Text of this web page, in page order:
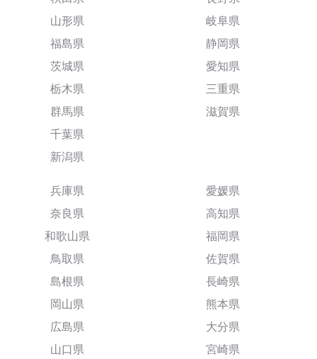
山形県
福島県
茨城県
栃木県
群馬県
千葉県
新潟県
岐阜県
静岡県
愛知県
三重県
滋賀県
兵庫県
奈良県
和歌山県
鳥取県
島根県
岡山県
広島県
山口県
愛媛県
高知県
福岡県
佐賀県
長崎県
熊本県
大分県
宮崎県